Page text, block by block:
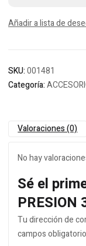
Añadir a lista de
SKU:001481
Categoría:
Valoraciones (0)
No hay
Sé el
PRESION
Tu dirección de
campos